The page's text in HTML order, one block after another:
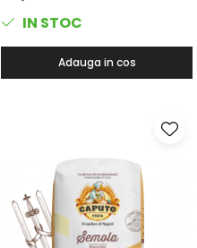
IN STOC
Adauga in cos